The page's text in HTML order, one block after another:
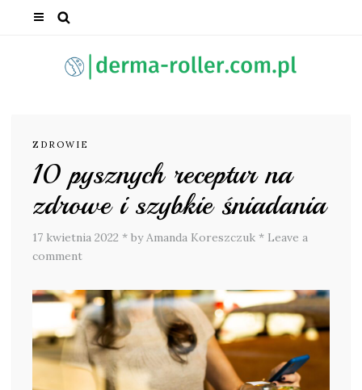
ZDROWIE
10 pysznych receptur na
zdrowe i szybkie śniadania
17 kwietnia 2022 * by Amanda Koreszczuk * Leave a
comment